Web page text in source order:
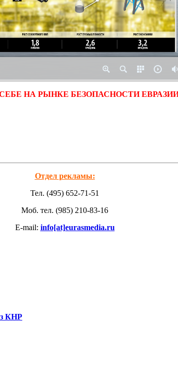
НА РЫНКЕ БЕЗОПАСНОСТИ
Отдел рекламы:
Тел. (495) 652-71-51
Моб. тел. (985) 210-83-16
E-mail: info[at]eurasmedia.ru
КНР